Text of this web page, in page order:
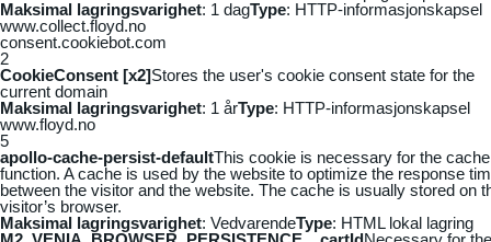
Maksimal lagringsvarighet: 1 dagType: HTTP-informasjonskapsel
www.collect.floyd.no
consent.cookiebot.com
2
CookieConsent [x2]Stores the user's cookie consent state for the
current domain
Maksimal lagringsvarighet: 1 årType: HTTP-informasjonskapsel
www.floyd.no
5
apollo-cache-persist-defaultThis cookie is necessary for the cache
function. A cache is used by the website to optimize the response
between the visitor and the website. The cache is usually stored on
visitor’s browser.
Maksimal lagringsvarighet: VedvarendeType: HTML lokal lagring